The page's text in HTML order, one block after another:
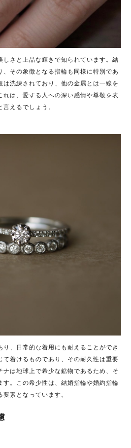
しさと上品な輝きで知られています。結
その象徴となる指輪も同様に特別であ
は洗練されており、他の金属とは一線を
は、愛する人への深い感情や尊敬を表
えるでしょう。
、日常的な着用にも耐えることができ
て着けるものであり、その耐久性は重要
は地球上で希少な鉱物であるため、そ
。この希少性は、結婚指輪や婚約指輪
素となっています。